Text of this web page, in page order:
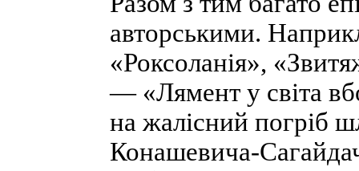
авторськими.
«Роксоланія»,
— «Лямент у світа
на жалісний погріб
Конашевича-